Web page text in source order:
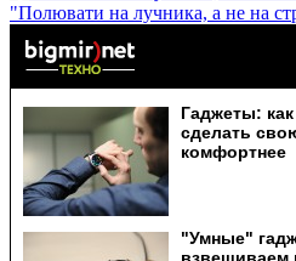
"Полювати на лучника, а не на